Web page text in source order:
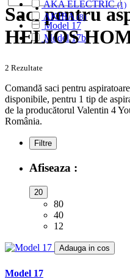
AKA ELECTRIC (1)
AKIBA (8)
ALASKA (28)
ALBATROS (9)
ALLERGY CARE (1)
ALMERIA (1)
ALPINA (10)
ALTO
ALTUS
AMADIS
AMSTAR
AMSTERDAM
AMSTRAD
ANTECH
AQUA VAC (3)
Model 17
Model 17b
Saci pentru
HELIOS
2 Rezultate
Comandă saci pentru aspiratoare
disponibile, pentru 1 tip de
de la producătorul Valentin 4
România.
Filtre
Afiseaza :
20
80
40
12
Adauga in cos
Model 17